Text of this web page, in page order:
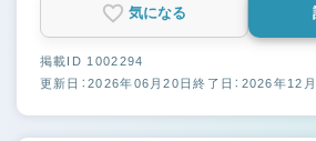
気になる
掲載ID 1002294
更新日：2026年06月20日終了日：2026年12